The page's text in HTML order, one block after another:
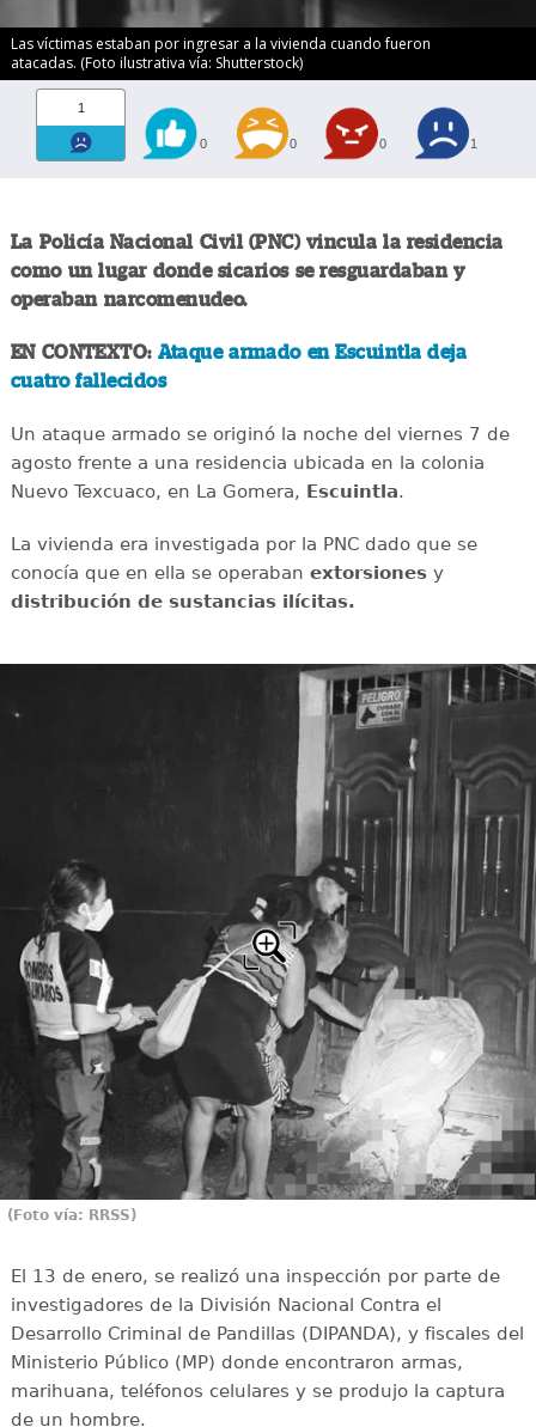
Las víctimas estaban por ingresar a la vivienda cuando fueron
atacadas. (Foto ilustrativa vía: Shutterstock)
1
0 0 0 1
La Policía Nacional Civil (PNC) vincula la residencia
como un lugar donde sicarios se resguardaban y
operaban narcomenudeo.
EN CONTEXTO: Ataque armado en Escuintla deja
cuatro fallecidos
Un ataque armado se originó la noche del viernes 7 de
agosto frente a una residencia ubicada en la colonia
Nuevo Texcuaco, en La Gomera, Escuintla.
La vivienda era investigada por la PNC dado que se
conocía que en ella se operaban extorsionesy
distribución de sustancias ilícitas.
(Foto vía: RRSS)
El 13 de enero, se realizó una inspección por parte de
investigadores de la División Nacional Contra el
Desarrollo Criminal de Pandillas (DIPANDA), y fiscales del
Ministerio Público (MP) donde encontraron armas,
marihuana, teléfonos celulares y se produjo la captura
de un hombre.